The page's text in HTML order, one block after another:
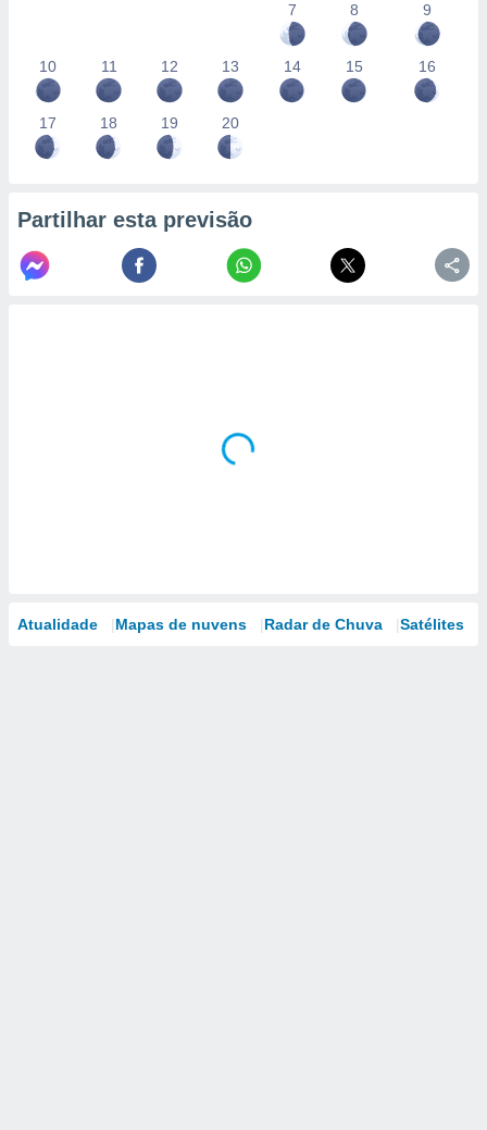
7
8 9
10 11 12 13 14 15 16
17 18 19 20
Partilhar esta previsão
Atualidade Mapas de nuvens Radar de Chuva Satélites